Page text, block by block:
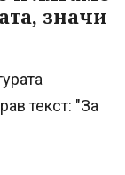
значи
текст: "За